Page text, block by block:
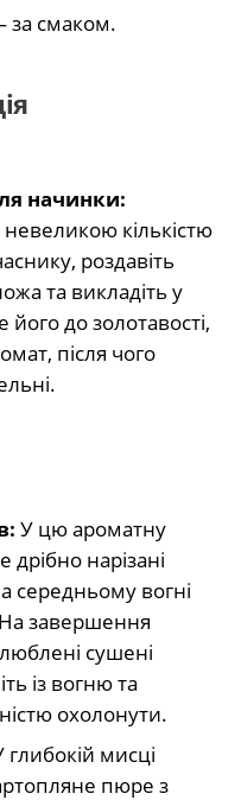
за смаком.
начинки:
невеликою кількістю
роздавіть
та викладіть у
до золотавості,
після чого
У цю ароматну
нарізані
середньому вогні
На завершення
сушені
із вогню та
охолонути.
глибокій мисці
пюре з